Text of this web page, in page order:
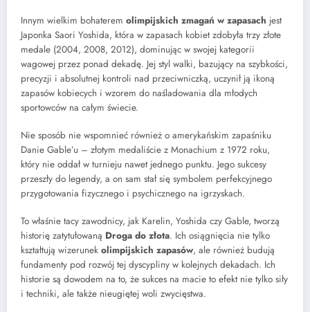
Innym wielkim bohaterem olimpijskich zmagań w zapasach jest
Japonka Saori Yoshida, która w zapasach kobiet zdobyła trzy złote
medale (2004, 2008, 2012), dominując w swojej kategorii
wagowej przez ponad dekadę. Jej styl walki, bazujący na szybkości,
precyzji i absolutnej kontroli nad przeciwniczką, uczynił ją ikoną
zapasów kobiecych i wzorem do naśladowania dla młodych
sportowców na całym świecie.
Nie sposób nie wspomnieć również o amerykańskim zapaśniku
Danie Gable’u – złotym medaliście z Monachium z 1972 roku,
który nie oddał w turnieju nawet jednego punktu. Jego sukcesy
przeszły do legendy, a on sam stał się symbolem perfekcyjnego
przygotowania fizycznego i psychicznego na igrzyskach.
To właśnie tacy zawodnicy, jak Karelin, Yoshida czy Gable, tworzą
historię zatytułowaną Droga do złota. Ich osiągnięcia nie tylko
kształtują wizerunek olimpijskich zapasów, ale również budują
fundamenty pod rozwój tej dyscypliny w kolejnych dekadach. Ich
historie są dowodem na to, że sukces na macie to efekt nie tylko siły
i techniki, ale także nieugiętej woli zwycięstwa.